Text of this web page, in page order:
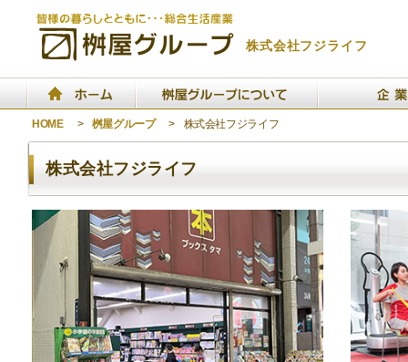
株式会社フジライフ
HOME > 桝屋グループ > 株式会社フジライフ
株式会社フジライフ